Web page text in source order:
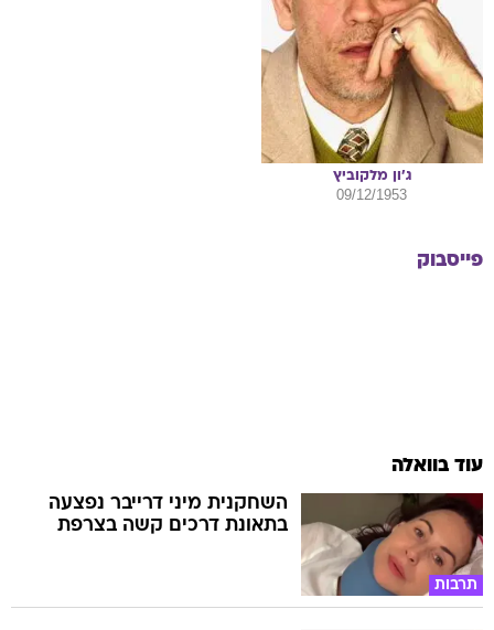
ג'ון מלקוביץ
09/12/1953
פייסבוק
עוד בוואלה
תרבות
השחקנית מיני דרייבר נפצעה
בתאונת דרכים קשה בצרפת